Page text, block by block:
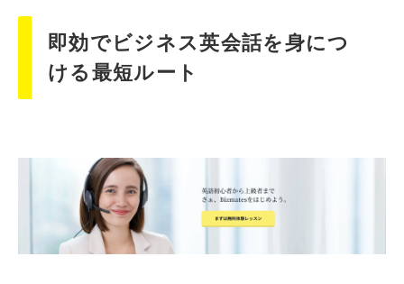
即効でビジネス英会話を身につ
ける最短ルート